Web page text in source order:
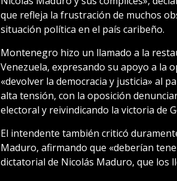
que refleja la frustración de muchos
situación política en el país caribeño.
Montenegro hizo un llamado a la
Venezuela, expresando su apoyo a la
«devolver la democracia y justicia» al
alta tensión, con la oposición
electoral y reivindicando la victoria de
El intendente también criticó
Maduro, afirmando que «deberían
dictatorial de Nicolás Maduro, que los